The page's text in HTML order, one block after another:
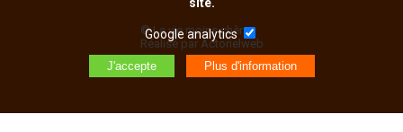
© La vie moins chère
Réalisé par Actorielweb
Google analytics